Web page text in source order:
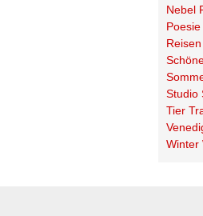
Nebel
Poesie
Reisen
Studio
Tier
Winter